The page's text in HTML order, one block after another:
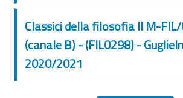
Classici della filosofia II M-
(canale B) - (FIL0298) -
2020/2021